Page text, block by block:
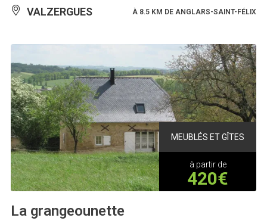
VALZERGUES À 8.5 KM DE ANGLARS-SAINT-FÉLIX
MEUBLÉS ET GÎTES
à partir de
420€
La grangeounette